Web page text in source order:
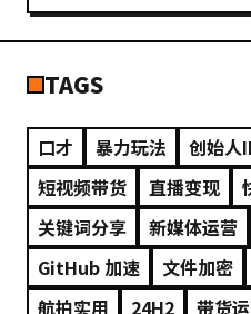
TAGS
口才 暴力玩法 创始人
短视频带货
直播变现
关键词分享
新媒体运营
GitHub 加速
文件加密
航拍实用
24H2 带货